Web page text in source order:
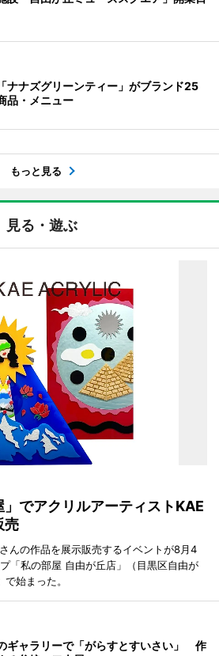
ナナズグリーンティー」がブランド25
品・メニュー
もっと見る
見る・遊ぶ
でアクリルアーティストKAE
売
んの作品を展示販売するイベントが8月4
「私の部屋 自由が丘店」（目黒区自由が
始まった。
ギャラリーで「がらすとすいさい」 作